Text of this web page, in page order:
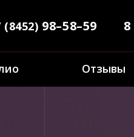
(8452) 98–58–59
Отзывы